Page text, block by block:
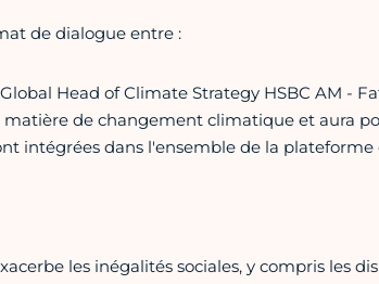
de dialogue entre :
Head of Climate Strategy HSBC AM -
de changement climatique et aura
intégrées dans l'ensemble de la plateforme
les inégalités sociales, y compris les